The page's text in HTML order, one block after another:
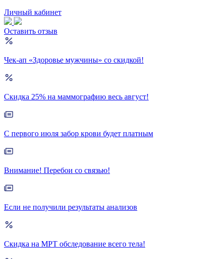
Личный кабинет
Оставить отзыв
Чек-ап «Здоровье мужчины» со скидкой!
Скидка 25% на маммографию весь август!
С первого июля забор крови будет платным
Внимание! Перебои со связью!
Если не получили результаты анализов
Скидка на МРТ обследование всего тела!